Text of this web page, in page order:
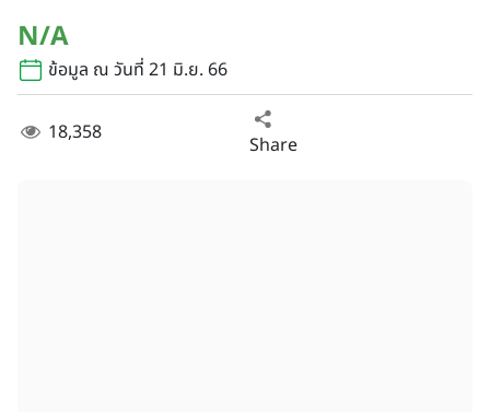
N/A
ข้อมูล ณ วันที่ 21 มิ.ย. 66
18,358 Share